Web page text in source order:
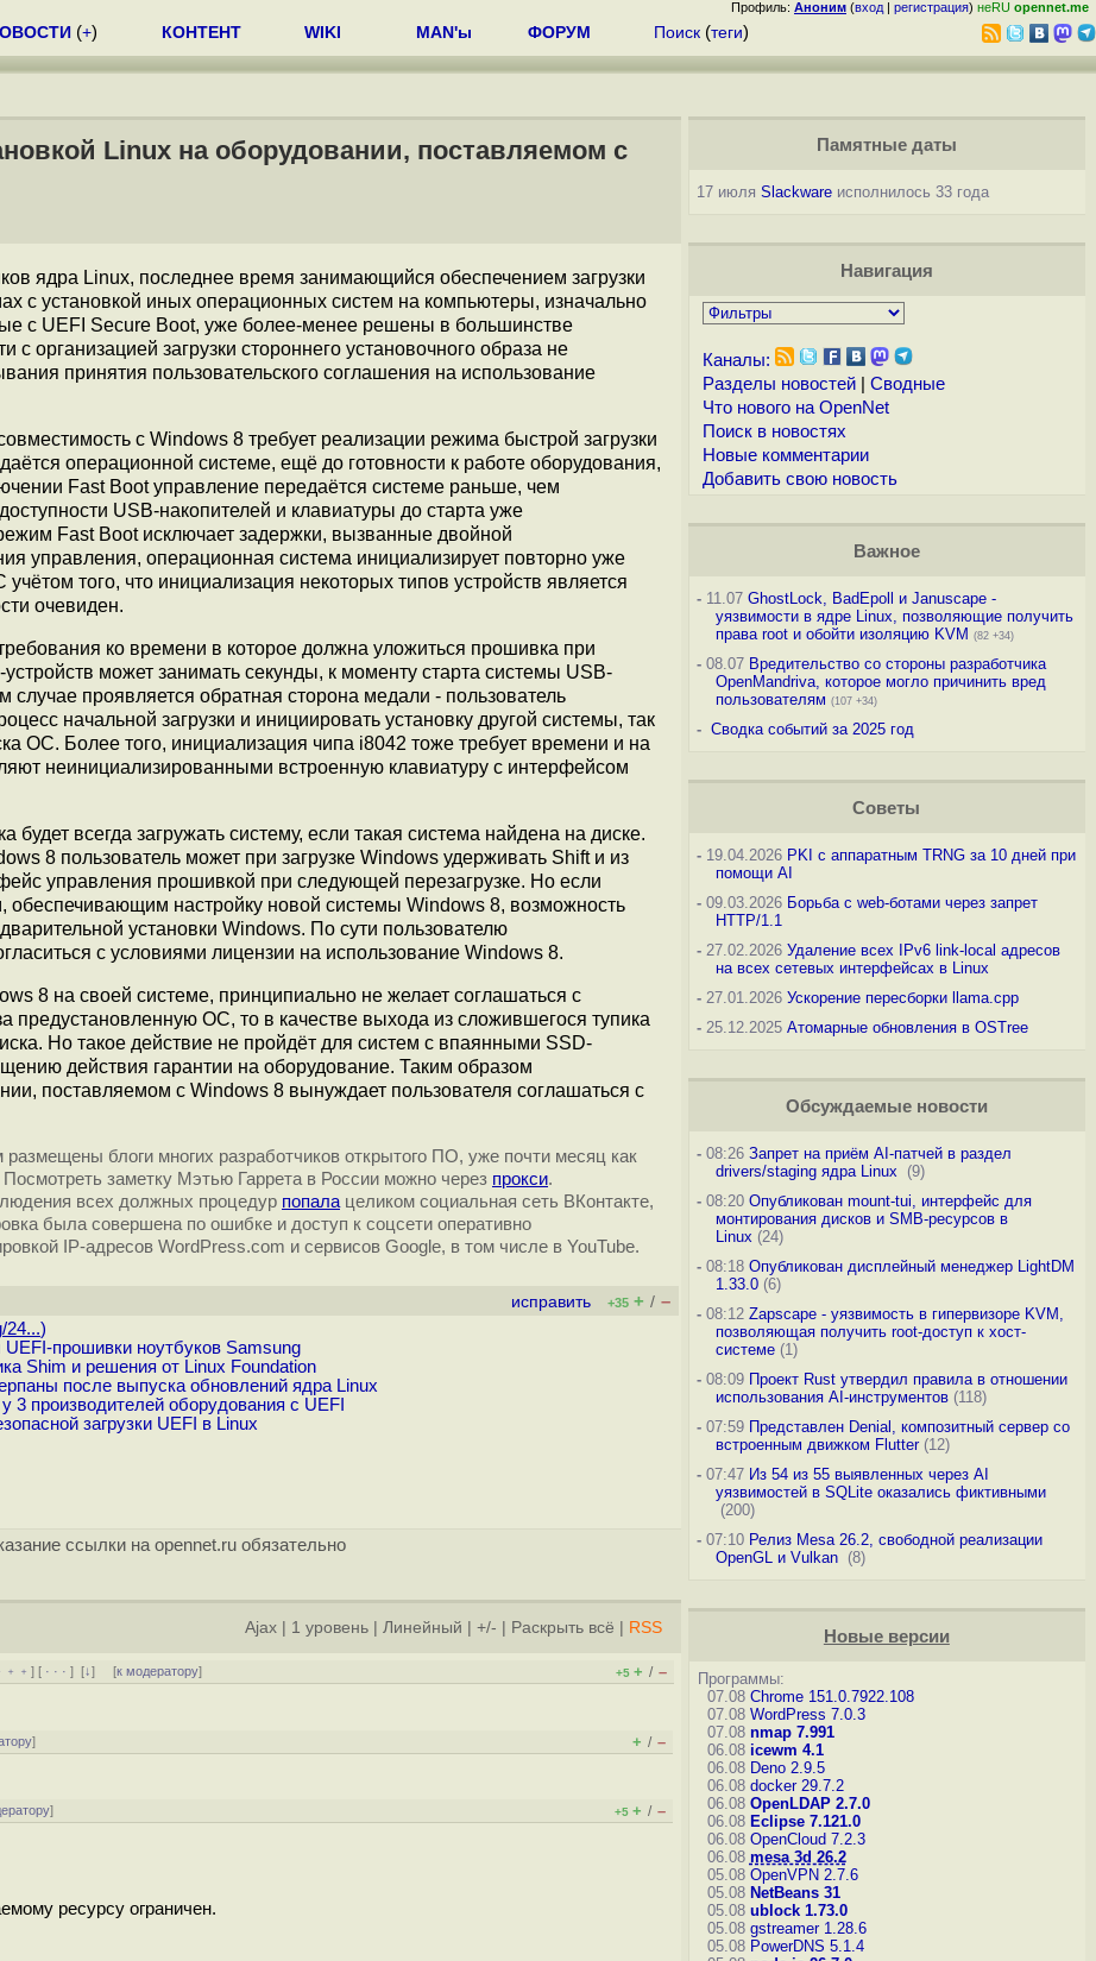
Профиль: Аноним (вход | регистрация) неRU opennet.me
(+) КОНТЕНТ WIKI MAN'ы ФОРУМ Поиск (теги)
Linux на оборудовании, поставляемом с
ядра Linux, последнее время занимающийся обеспечением загрузки
с установкой иных операционных систем на компьютеры, изначально
с UEFI Secure Boot, уже более-менее решены в большинстве
организацией загрузки стороннего установочного образа не
принятия пользовательского соглашения на использование
с Windows 8 требует реализации режима быстрой загрузки
операционной системе, ещё до готовности к работе оборудования,
Fast Boot управление передаётся системе раньше, чем
USB-накопителей и клавиатуры до старта уже
Fast Boot исключает задержки, вызванные двойной
управления, операционная система инициализирует повторно уже
того, что инициализация некоторых типов устройств является
очевиден.
ко времени в которое должна уложиться прошивка при
может занимать секунды, к моменту старта системы USB-
проявляется обратная сторона медали - пользователь
начальной загрузки и инициировать установку другой системы, так
ОС. Более того, инициализация чипа i8042 тоже требует времени и на
неинициализированными встроенную клавиатуру с интерфейсом
всегда загружать систему, если такая система найдена на диске.
8 пользователь может при загрузке Windows удерживать Shift и из
управления прошивкой при следующей перезагрузке. Но если
обеспечивающим настройку новой системы Windows 8, возможность
установки Windows. По сути пользователю
с условиями лицензии на использование Windows 8.
8 на своей системе, принципиально не желает соглашаться с
предустановленную ОС, то в качестве выхода из сложившегося тупика
Но такое действие не пройдёт для систем с впаянными SSD-
действия гарантии на оборудование. Таким образом
поставляемом с Windows 8 вынуждает пользователя соглашаться с
блоги многих разработчиков открытого ПО, уже почти месяц как
заметку Мэтью Гаррета в России можно через прокси.
всех должных процедур попала целиком социальная сеть ВКонтакте,
была совершена по ошибке и доступ к соцсети оперативно
IP-адресов WordPress.com и сервисов Google, в том числе в YouTube.
исправить +35 + / –
24...)
прошивки ноутбуков Samsung
Shim и решения от Linux Foundation
после выпуска обновлений ядра Linux
производителей оборудования с UEFI
загрузки UEFI в Linux
ссылки на opennet.ru обязательно
Ajax 1 уровень Линейный +/- Раскрыть всё RSS
] [ · · ·][↓] [к модератору] +5 + / –
] + / –
] +5 + / –
ресурсу ограничен.
Памятные даты
17 июля Slackwareисполнилось 33 года
Навигация
Каналы:
Разделы новостей| Сводные
Что нового на OpenNet
Поиск в новостях
Новые комментарии
Добавить свою новость
Важное
-11.07 GhostLock, BadEpoll и Januscape -
уязвимости в ядре Linux, позволяющие получить
права root и обойти изоляцию KVM (82 +34)
-08.07 Вредительство со стороны разработчика
OpenMandriva, которое могло причинить вред
пользователям (107 +34)
- Сводка событий за 2025 год
Советы
-19.04.2026 PKI с аппаратным TRNG за 10 дней при
помощи AI
-09.03.2026 Борьба с web-ботами через запрет
HTTP/1.1
-27.02.2026 Удаление всех IPv6 link-local адресов
на всех сетевых интерфейсах в Linux
-27.01.2026 Ускорение пересборки llama.cpp
-25.12.2025 Атомарные обновления в OSTree
Обсуждаемые новости
-08:26 Запрет на приём AI-патчей в раздел
drivers/staging ядра Linux
(9)
-08:20 Опубликован mount-tui, интерфейс для
монтирования дисков и SMB-ресурсов в
Linux (24)
-08:18 Опубликован дисплейный менеджер LightDM
1.33.0(6)
-08:12 Zapscape - уязвимость в гипервизоре KVM,
позволяющая получить root-доступ к хост-
системе(1)
-08:09 Проект Rust утвердил правила в отношении
использования AI-инструментов(118)
-07:59 Представлен Denial, композитный сервер со
встроенным движком Flutter(12)
-07:47 Из 54 из 55 выявленных через AI
уязвимостей в SQLite оказались фиктивными
(200)
-07:10 Релиз Mesa 26.2, свободной реализации
OpenGL и Vulkan (8)
Новые версии
Программы:
07.08 Chrome 151.0.7922.108
07.08 WordPress 7.0.3
07.08 nmap 7.991
06.08 icewm 4.1
06.08 Deno 2.9.5
06.08 docker 29.7.2
06.08 OpenLDAP 2.7.0
06.08 Eclipse 7.121.0
06.08 OpenCloud 7.2.3
06.08 mesa 3d 26.2
05.08 OpenVPN 2.7.6
05.08 NetBeans 31
05.08 ublock 1.73.0
05.08 gstreamer 1.28.6
05.08 PowerDNS 5.1.4